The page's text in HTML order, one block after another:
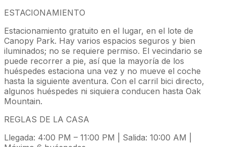
ESTACIONAMIENTO
Estacionamiento gratuito en el lugar, en el lote de
Canopy Park. Hay varios espacios seguros y bien
iluminados; no se requiere permiso. El vecindario se
puede recorrer a pie, así que la mayoría de los
huéspedes estaciona una vez y no mueve el coche
hasta la siguiente aventura. Con el carril bici directo,
algunos huéspedes ni siquiera conducen hasta Oak
Mountain.
REGLAS DE LA CASA
Llegada: 4:00 PM – 11:00 PM | Salida: 10:00 AM |